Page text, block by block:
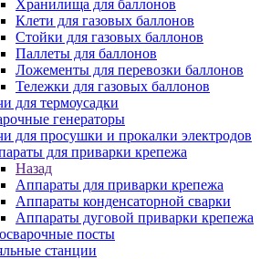
Хранилища для баллонов
Клети для газовых баллонов
Стойки для газовых баллонов
Паллеты для баллонов
Ложементы для перевозки баллонов
Тележки для газовых баллонов
для термоусадки
генераторы
для просушки и прокалки электродов
для приварки крепежа
Назад
Аппараты для приварки крепежа
Аппараты конденсаторной сварки
Аппараты дуговой приварки крепежа
посты
станции